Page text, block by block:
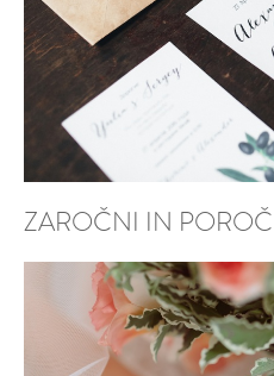
ZAROČNI IN